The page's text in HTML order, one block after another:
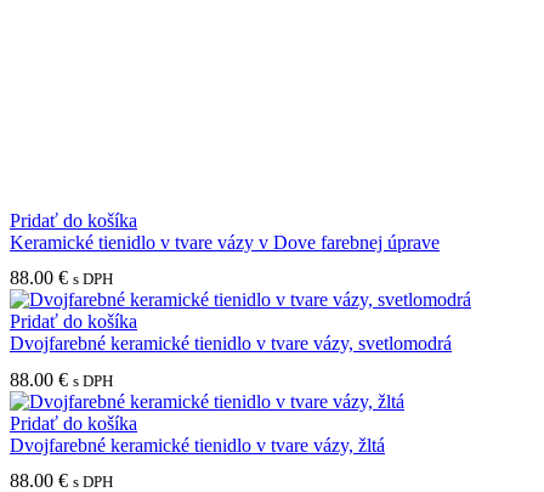
Pridať do košíka
Keramické tienidlo v tvare vázy v Dove farebnej úprave
88.00 € s DPH
Pridať do košíka
Dvojfarebné keramické tienidlo v tvare vázy, svetlomodrá
88.00 € s DPH
Pridať do košíka
Dvojfarebné keramické tienidlo v tvare vázy, žltá
88.00 € s DPH